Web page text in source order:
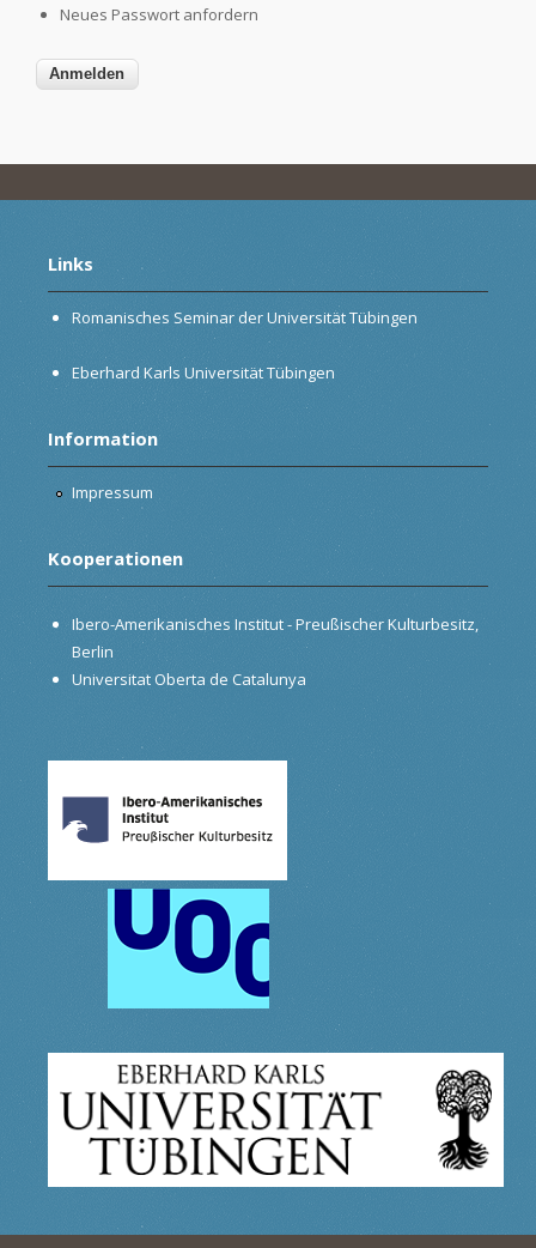
Neues Passwort anfordern
Links
Romanisches Seminar der Universität Tübingen
Eberhard Karls Universität Tübingen
Information
Impressum
Kooperationen
Ibero-Amerikanisches Institut - Preußischer Kulturbesitz,
Berlin
Universitat Oberta de Catalunya